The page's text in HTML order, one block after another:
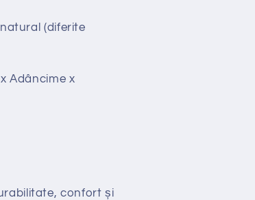
(diferite
Adâncime x
confort și